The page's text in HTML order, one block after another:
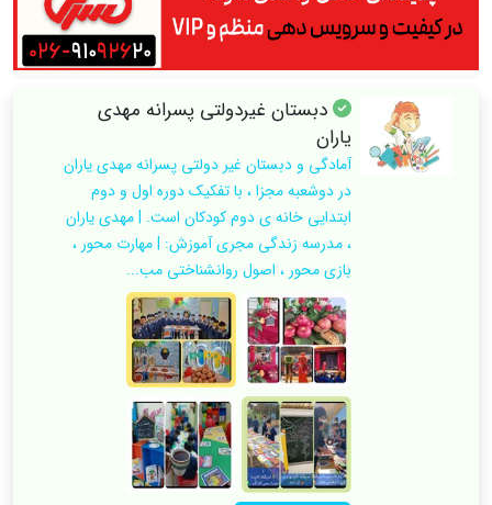
دبستان غیردولتی پسرانه مهدی
یاران
آمادگی و دبستان غیر دولتی پسرانه مهدی یاران
در دوشعبه مجزا ، با تفکیک دوره اول و دوم
ابتدایی خانه ی دوم کودکان است. | مهدی یاران
، مدرسه زندگی مجری آموزش: | مهارت محور ،
بازی محور ، اصول روانشناختی مب...